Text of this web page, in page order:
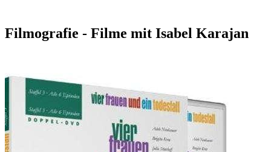
Filmografie - Filme mit Isabel Karajan